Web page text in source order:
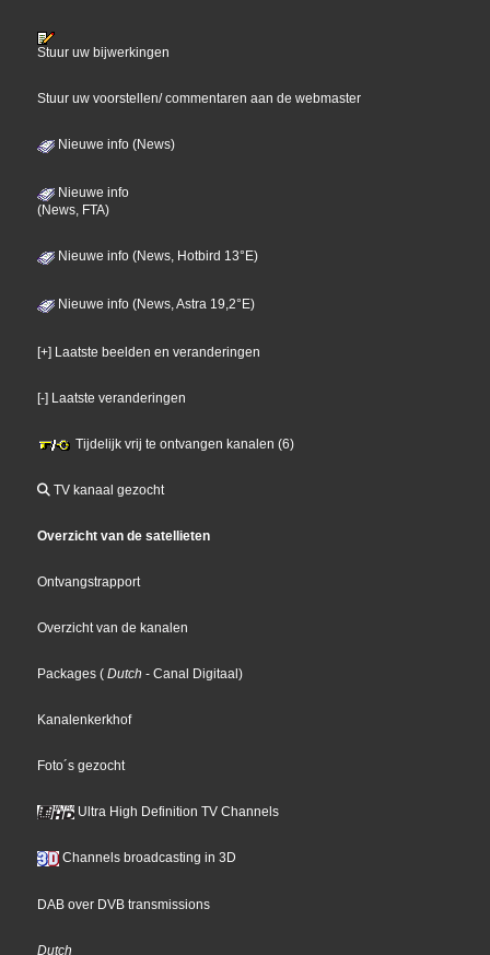
Stuur uw bijwerkingen
Stuur uw voorstellen/ commentaren aan de webmaster
Nieuwe info (News)
Nieuwe info
(News, FTA)
Nieuwe info (News, Hotbird 13°E)
Nieuwe info (News, Astra 19,2°E)
[+] Laatste beelden en veranderingen
[-] Laatste veranderingen
Tijdelijk vrij te ontvangen kanalen (6)
TV kanaal gezocht
Overzicht van de satellieten
Ontvangstrapport
Overzicht van de kanalen
Packages ( Dutch - Canal Digitaal)
Kanalenkerkhof
Foto´s gezocht
Ultra High Definition TV Channels
Channels broadcasting in 3D
DAB over DVB transmissions
Dutch